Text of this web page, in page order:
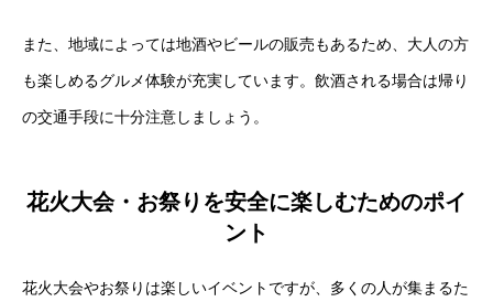
また、地域によっては地酒やビールの販売もあるため、大人の方
も楽しめるグルメ体験が充実しています。飲酒される場合は帰り
の交通手段に十分注意しましょう。
花火大会・お祭りを安全に楽しむためのポイ
ント
花火大会やお祭りは楽しいイベントですが、多くの人が集まるた